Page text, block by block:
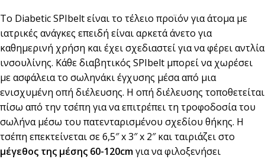
Το Diabetic SPIbelt είναι το τέλειο προϊόν για άτομα με
ιατρικές ανάγκες επειδή είναι αρκετά άνετο για
καθημερινή χρήση και έχει σχεδιαστεί για να φέρει αντλία
ινσουλίνης. Κάθε διαβητικός SPIbelt μπορεί να χωρέσει
με ασφάλεια το σωληνάκι έγχυσης μέσα από μια
ενισχυμένη οπή διέλευσης. Η οπή διέλευσης τοποθετείται
πίσω από την τσέπη για να επιτρέπει τη τροφοδοσία του
σωλήνα μέσω του πατενταρισμένου σχεδίου θήκης. Η
τσέπη επεκτείνεται σε 6,5″ x 3″ x 2″ και ταιριάζει στο
μέγεθος της μέσης 60-120cmγια να φιλοξενήσει